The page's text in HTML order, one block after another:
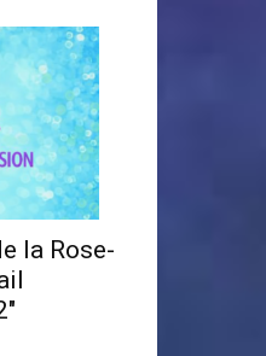
la Rose-